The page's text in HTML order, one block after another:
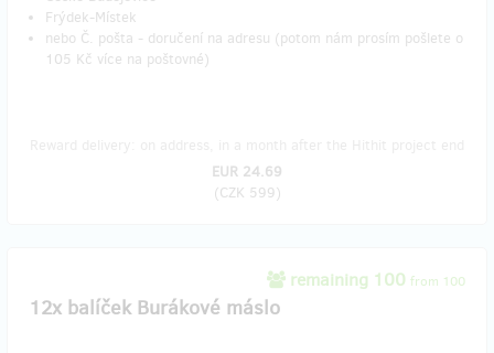
Frýdek-Místek
nebo Č. pošta - doručení na adresu (potom nám prosím pošlete o
105 Kč více na poštovné)
EUR 24.69
(CZK 599)
remaining 100 from 100
12x balíček Burákové máslo